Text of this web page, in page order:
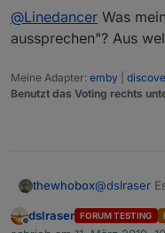
Beispiel
Spoiler
@Linedancer Was
aussprechen"? Aus
Meine Adapter: emby
Benutzt das Voting rechts
thewhobox@dslraser
Parameter
@
Offline
dslraser FORUM TESTING